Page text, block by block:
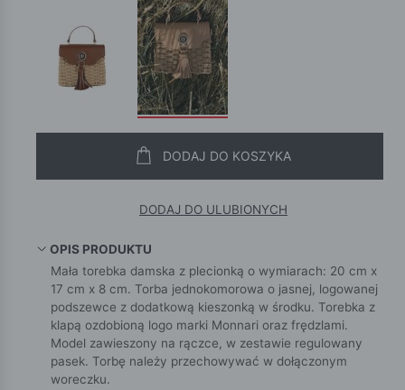
DODAJ DO KOSZYKA
DODAJ DO ULUBIONYCH
OPIS PRODUKTU
Mała torebka damska z plecionką o wymiarach: 20 cm x
17 cm x 8 cm. Torba jednokomorowa o jasnej, logowanej
podszewce z dodatkową kieszonką w środku. Torebka z
klapą ozdobioną logo marki Monnari oraz frędzlami.
Model zawieszony na rączce, w zestawie regulowany
pasek. Torbę należy przechowywać w dołączonym
woreczku.